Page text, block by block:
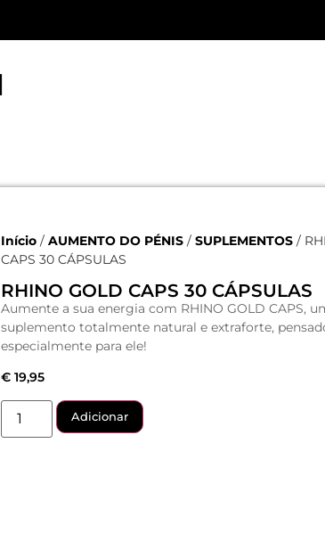
Início/ AUMENTO DO PÉNIS/ SUPLEMENTOS/
CAPS 30 CÁPSULAS
RHINO GOLD CAPS 30 CÁPSULAS
Aumente a sua energia com RHINO GOLD CAPS,
suplemento totalmente natural e extraforte,
especialmente para ele!
€19,95
Adicionar